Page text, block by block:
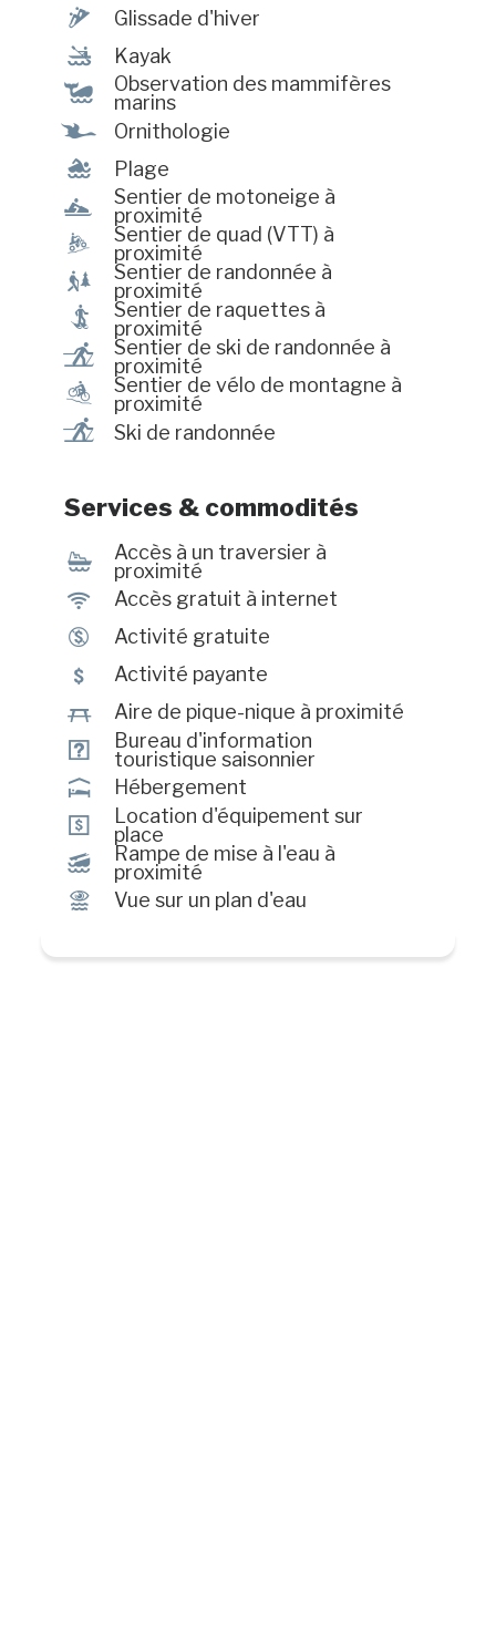
exceptionnel de nature et de
culture. Le Wifi et le stationnement
sont gratuits. Les tables à pique-
nique, hamacs et coin de feu à
l'extérieur sauront agrémenter votre
séjour au besoin. #CITQ: 084136
¬ Glissade d'hiver
‰ Kayak
%
Observation des mammifères
marins
Ÿ Ornithologie
l Plage
n
Sentier de motoneige à
proximité
ä
Sentier de quad (VTT) à
proximité
&
Sentier de randonnée à
proximité
ó
Sentier de raquettes à
proximité
r
Sentier de ski de randonnée à
proximité
d
Sentier de vélo de montagne à
proximité
r Ski de randonnée
Services & commodités
Í
Accès à un traversier à
proximité
J Accès gratuit à internet
$ Activité gratuite
5 Activité payante
h Aire de pique-nique à proximité
?
Bureau d'information
touristique saisonnier
ú Hébergement
ö
Location d'équipement sur
place
M
Rampe de mise à l'eau à
proximité
Ï Vue sur un plan d'eau